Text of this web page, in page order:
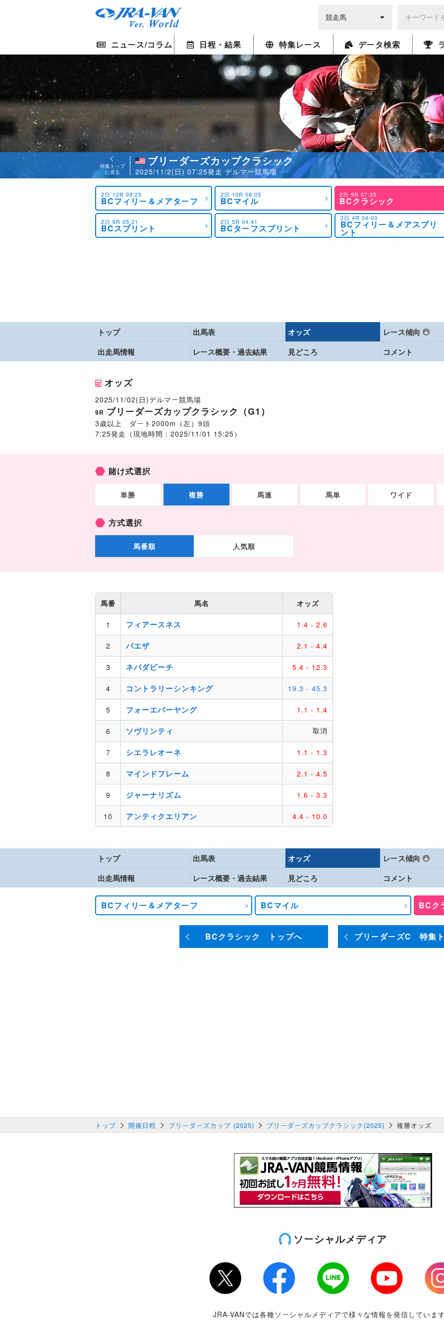
ニュース/コラム 日程・結果 特集レース データ検索
特集トップ
に戻る
ブリーダーズカップクラシック
2025/11/2(日) 07:25発走 デルマー競馬場
2日 12R 09:25
BCフィリー＆メアターフ
2日 10R 08:05
BCマイル
2日 9R 07:25
BCクラシック
2日 6R 05:21
BCスプリント
2日 5R 04:41
BCターフスプリント
2日 4R 04:00
BCフィリー＆メアスプリ
ント
トップ 出馬表 オッズ
レース傾向
出走馬情報
レース概要・ 過去結果 見どころ コメント
オッズ
2025/11/02(日)デルマー競馬場
9R ブリーダーズカップクラシック（G1）
3歳以上 ダート2000m（左）9頭
7:25発走（現地時間：2025/11/01 15:25）
賭け式選択
単勝 複勝 馬連 馬単 ワイド
方式選択
馬番順 人気順
トップ 出馬表 オッズ
レース傾向
出走馬情報
レース概要・ 過去結果 見どころ コメント
BCフィリー＆メアターフ BCマイル BCク
BCクラシック トップへ ブリーダーズC 特集
トップ 開催日程 ブリーダーズカップ (2025) ブリーダーズカップクラシック(2025) 複勝オッズ
ソーシャルメディア
Twitter LINE Youtube
JRA-VANでは各種ソーシャルメディアで様々な情報を発信していま